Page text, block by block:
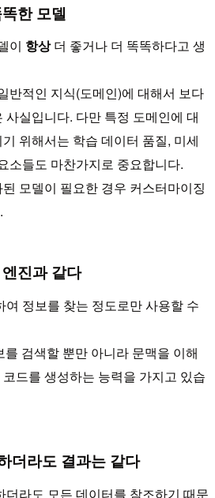
한 모델
이 항상더 좋거나 더 똑똑하다고 생
반적인 지식(도메인)에 대해서 보다
실입니다. 다만 특정 도메인에 대
위해서는 학습 데이터 품질, 미세
소들도 마찬가지로 중요합니다.
모델이 필요한 경우 커스터마이징
진과 같다
여 정보를 찾는 정도로만 사용할 수
를 검색할 뿐만 아니라 문맥을 이해
드를 생성하는 능력을 가지고 있습
더라도 결과는 같다
더라도 모든 데이터를 참조하기 때문